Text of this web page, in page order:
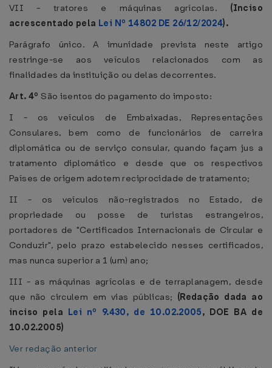
VII - tratores e máquinas agrícolas. (Inciso
acrescentado pela Lei Nº 14802 DE 26/12/2024).
Parágrafo único. A imunidade prevista neste artigo
restringe-se aos veículos relacionados com as
finalidades da instituição ou delas decorrentes.
Art. 4º São isentos do pagamento do imposto:
I - os veículos de Embaixadas, Representações
Consulares, bem como de funcionários de carreira
diplomática ou de serviço consular, quando façam jus a
tratamento diplomático e desde que os respectivos
Países de origem adotem reciprocidade de tratamento;
II - os veículos não-registrados no Estado, de
propriedade ou posse de turistas estrangeiros,
portadores de "Certificados Internacionais de Circular e
Conduzir", pelo prazo estabelecido nesses certificados,
mas nunca superior a 1 (um) ano;
III - as máquinas agrícolas e de terraplanagem, desde
que não circulem em vias públicas; (Redação dada ao
inciso pela Lei nº 9.430, de 10.02.2005, DOE BA de
10.02.2005)
Ver redação anterior